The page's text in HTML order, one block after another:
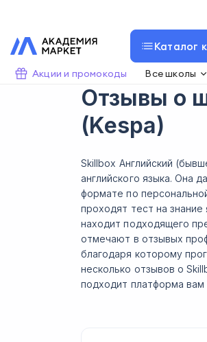
Каталог
Акции и промокоды Все школы
Отзывы о
(Kespa)
Skillbox Английский
английского языка. Она
формате по
проходят тест на
находит подходящего
отмечают в отзывых
благодаря которому
несколько отзывов о
подходит платформа вам